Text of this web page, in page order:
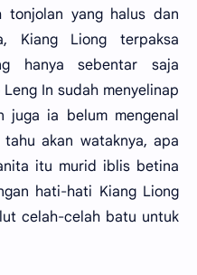
yang halus dan
Kiang Liong terpaksa
hanya sebentar saja
In sudah menyelinap
juga ia belum mengenal
akan wataknya, apa
itu murid iblis betina
hati-hati Kiang Liong
celah-celah batu untuk